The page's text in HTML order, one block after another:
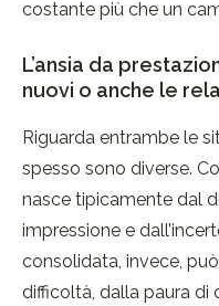
costante più che un
L’ansia da
nuovi o anche le
Riguarda entrambe le
spesso sono diverse.
nasce tipicamente dal
impressione e
consolidata, invece,
difficoltà, dalla paura di